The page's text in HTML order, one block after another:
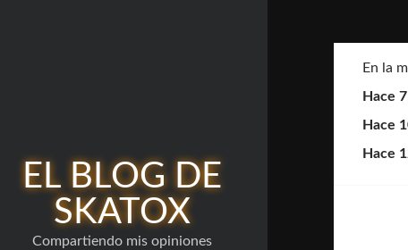
EL BLOG DE
SKATOX
Compartiendo mis opiniones
En la
Hace
Hace
Hace